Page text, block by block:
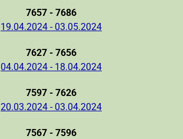
7657 - 7686
19.04.2024 - 03.05.2024
7627 - 7656
04.04.2024 - 18.04.2024
7597 - 7626
20.03.2024 - 03.04.2024
7567 - 7596